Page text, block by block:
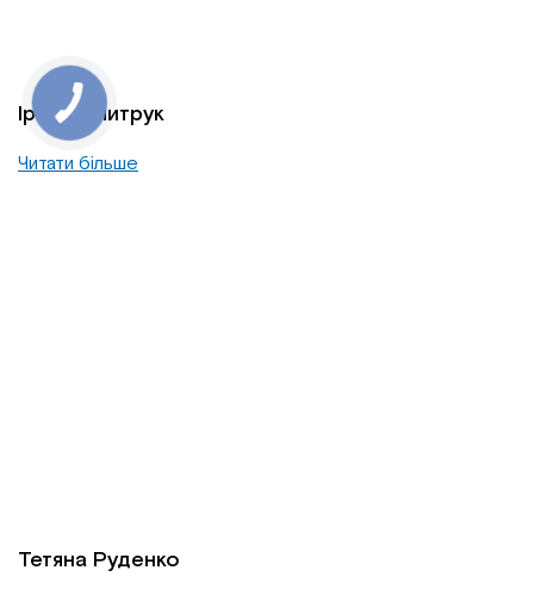
Ірена Дмитрук
Читати більше
Тетяна Руденко